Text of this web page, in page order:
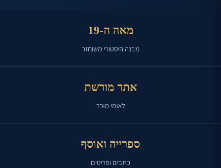
מאה ה-19
מבנה היסטורי משוחזר
אתר מורשת
לאומי מוכר
ספרייה ואוסף
כתבים ופריטים